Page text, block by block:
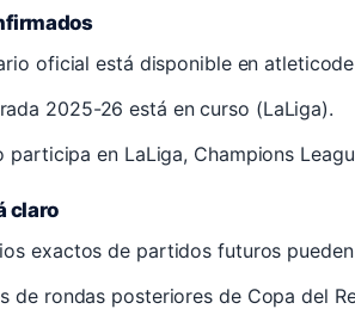
oficial está disponible en
2025-26 está en curso (LaLiga).
participa en LaLiga, Champions
claro
exactos de partidos futuros
de rondas posteriores de Copa del